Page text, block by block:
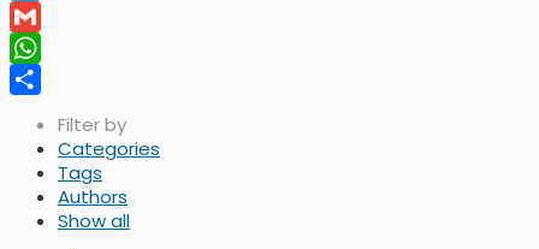
Twitter
Gmail
WhatsApp
Filter by
Categories
Tags
Authors
Show all